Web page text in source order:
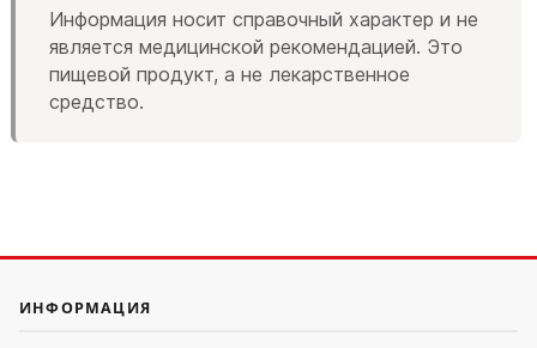
Информация носит справочный характер и не
является медицинской рекомендацией. Это
пищевой продукт, а не лекарственное
средство.
ИНФОРМАЦИЯ